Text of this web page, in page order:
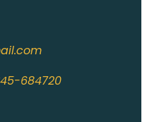
684720